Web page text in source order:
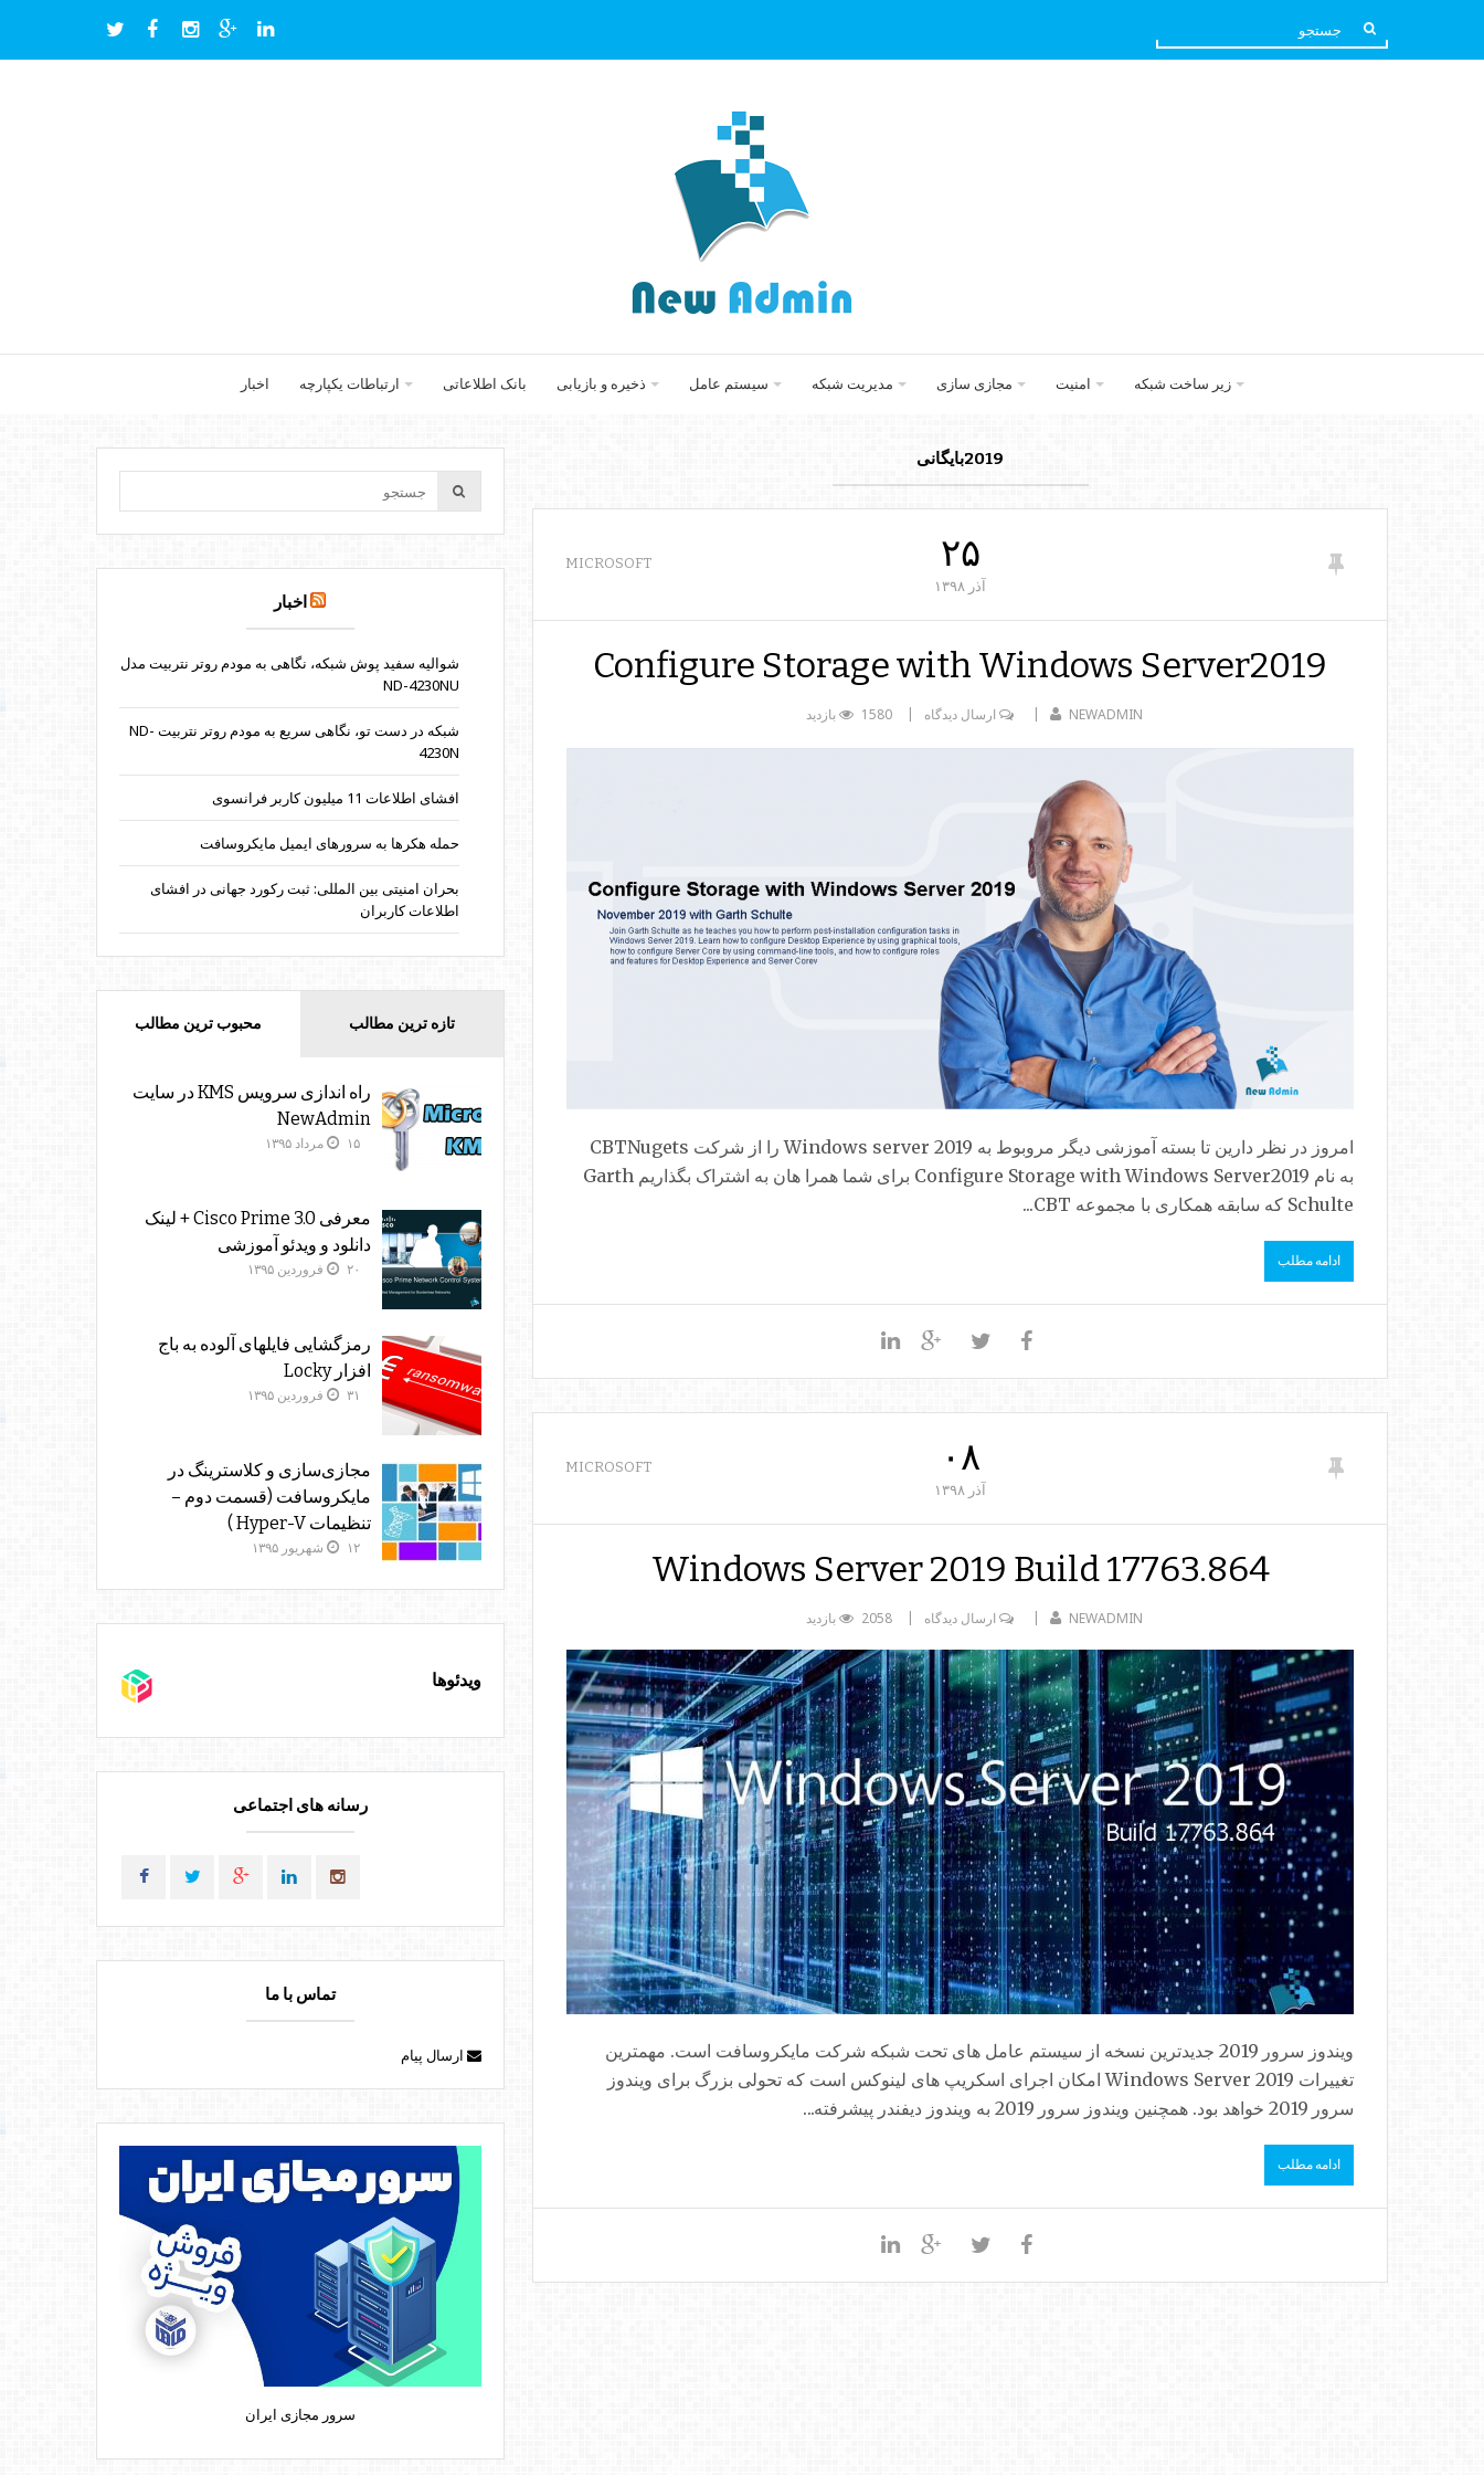
زیر ساخت شبکه امنیت مجازی سازی مدیریت شبکه سیستم عامل ذخیره و بازیابی بانک اطلاعاتی ارتباطات یکپارچه اخبار
2019بایگانی
۲۵
آذر ۱۳۹۸
MICROSOFT
Configure Storage with Windows Server2019
NEWADMIN ارسال دیدگاه 1580 بازدید
به نام Configure Storage with Windows Server2019 برای شما همرا هان به اشتراک بگذاریم Garth
Schulte که سابقه همکاری با مجموعه CBT...
ادامه مطلب
۰۸
آذر ۱۳۹۸
MICROSOFT
Windows Server 2019 Build 17763.864
NEWADMIN ارسال دیدگاه 2058 بازدید
ویندوز سرور 2019 جدیدترین نسخه از سیستم عامل های تحت شبکه شرکت مایکروسافت است. مهمترین
تغییرات Windows Server 2019 امکان اجرای اسکریپ های لینوکس است که تحولی بزرگ برای ویندوز
سرور 2019 خواهد بود. همچنین ویندوز سرور 2019 به ویندوز دیفندر پیشرفته...
ادامه مطلب
اخبار
شوالیه سفید پوش شبکه، نگاهی به مودم روتر نتربیت مدل
ND-4230NU
شبکه در دست تو، نگاهی سریع به مودم روتر نتربیت ND-
4230N
افشای اطلاعات 11 میلیون کاربر فرانسوی
حمله هکرها به سرورهای ایمیل مایکروسافت
بحران امنیتی بین المللی: ثبت رکورد جهانی در افشای
اطلاعات کاربران
محبوب ترین مطالب تازه ترین مطالب
راه اندازی سرویس KMS در سایت
NewAdmin
۱۵ مرداد ۱۳۹۵
معرفی Cisco Prime 3.0 + لینک
دانلود و ویدئو آموزشی
۲۰ فروردین ۱۳۹۵
رمزگشایی فایلهای آلوده به باج
افزار Locky
۳۱ فروردین ۱۳۹۵
مجازی‌سازی و کلاسترینگ‌ در
مایکروسافت (قسمت دوم –
تنظیمات Hyper-V )
۱۲ شهریور ۱۳۹۵
ویدئوها
رسانه های اجتماعی
تماس با ما
ارسال پیام
سرور مجازی ایران